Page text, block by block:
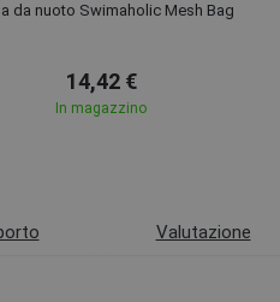
da nuoto Swimaholic Mesh Bag
14,42 €
In magazzino
Valutazione